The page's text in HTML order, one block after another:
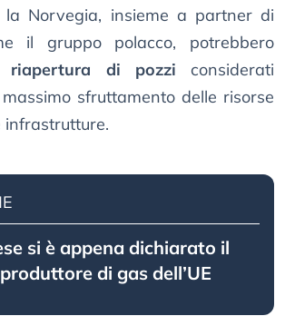
la Norvegia, insieme a partner di
il gruppo polacco, potrebbero
riapertura di pozzi considerati
sfruttamento delle risorse
infrastrutture.
si è appena dichiarato il
di gas dell’UE